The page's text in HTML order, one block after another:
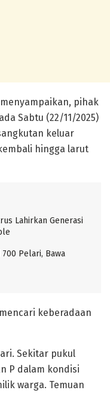
menyampaikan, pihak
Sabtu (22/11/2025)
keluar
hingga larut
Lahirkan Generasi
Pelari, Bawa
keberadaan
Sekitar pukul
P dalam kondisi
warga. Temuan